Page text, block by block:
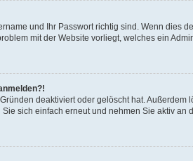
und Ihr Passwort richtig sind. Wenn dies
mit der Website vorliegt, welches ein
deaktiviert oder gelöscht hat.
sich einfach erneut und nehmen Sie aktiv an